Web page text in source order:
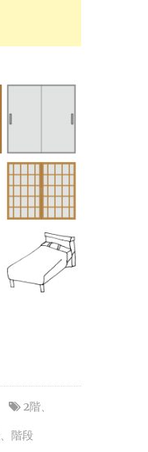
2階、
、 階段